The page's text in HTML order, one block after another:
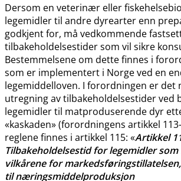
Dersom en veterinær eller
legemidler til andre dyrearter enn
godkjent for, må vedkommende
tilbakeholdelsestider som vil sikre
Bestemmelsene om dette finnes i
som er implementert i Norge ved en
legemiddelloven. I forordningen er det
utregning av tilbakeholdelsestider ved
legemidler til matproduserende dyr
«kaskaden» (forordningens artikkel
reglene finnes i artikkel 115: «Artikkel
Tilbakeholdelsestid for legemidler
vilkårene for
til næringsmiddelproduksjon